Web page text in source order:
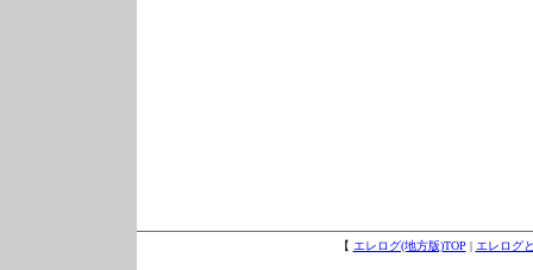
【 エレログ(地方版)TOP | エレログ